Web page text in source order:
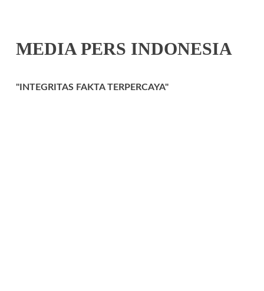
MEDIA PERS INDONESIA
"INTEGRITAS FAKTA TERPERCAYA"